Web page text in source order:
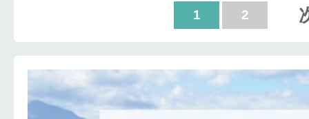
1 2